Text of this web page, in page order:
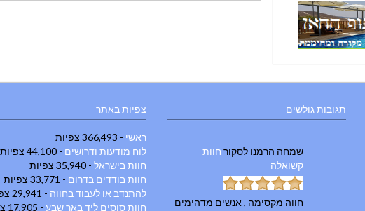
צפיות באתר
ראשי - 366,493 צפיות
לוח מודעות ודרושים - 44,100 צפיות
חוות בישראל - 35,940 צפיות
חוות בודדים בדרום - 33,771 צפיות
להתנדב או לעבוד בחווה - 29,941 צפיות
חוות סוסים ליד באר שבע - 17,905 צפיות
תגובות גולשים
שמחה הרמנו לסקור חוות
קשואלה
חווה מקסימה , אנשים מדהימים